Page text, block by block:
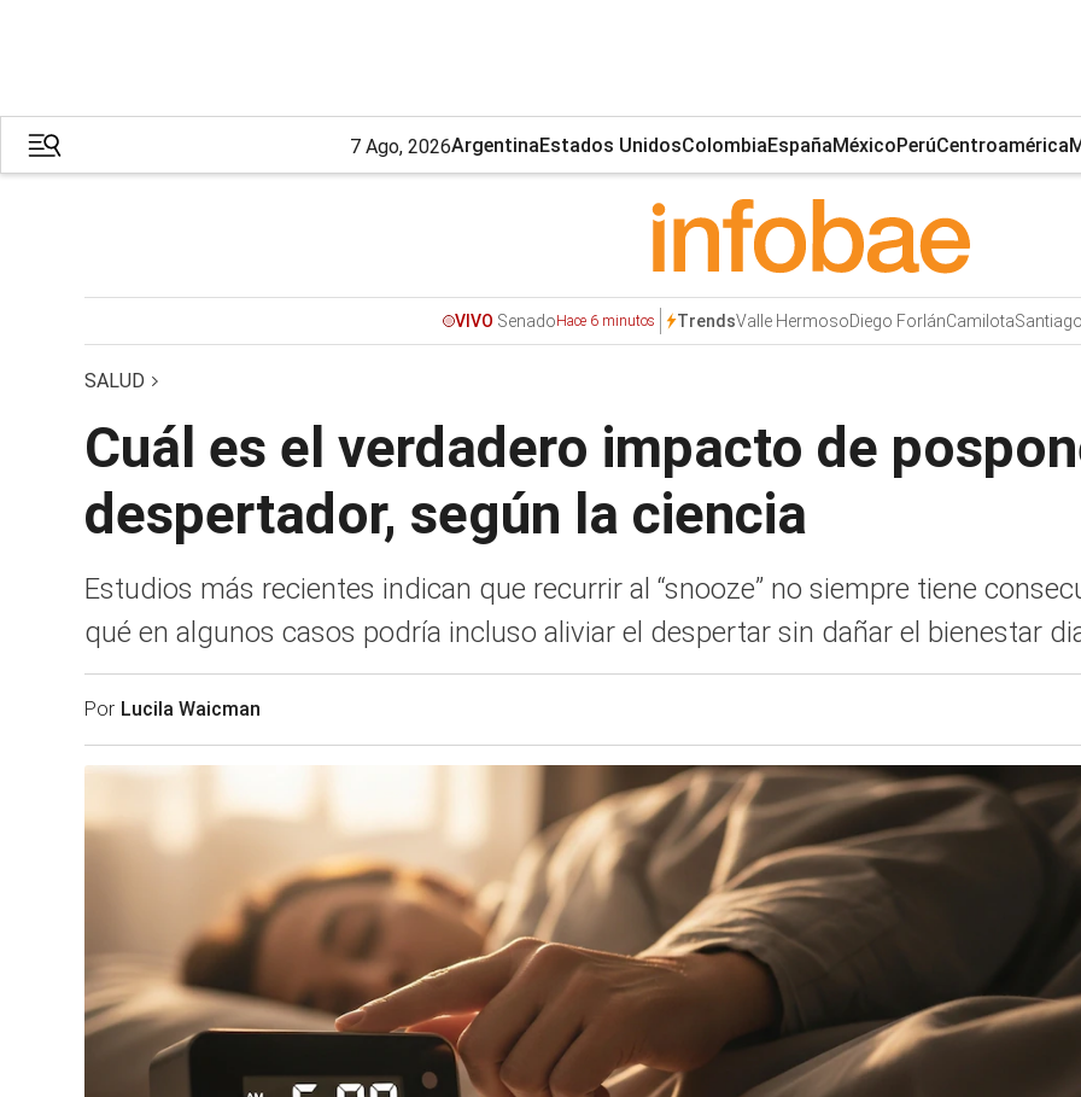
7 Ago, 2026ArgentinaEstados UnidosColombiaEspañaMéxicoPerúCentroamérica
VIVO SenadoHace 6 minutos TrendsValle HermosoDiego ForlánCamilota
SALUD
Cuál es el verdadero impacto de
despertador, según la ciencia
Estudios más recientes indican que recurrir al “snooze” no siempre tiene
qué en algunos casos podría incluso aliviar el despertar sin dañar el bienestar
Por Lucila Waicman